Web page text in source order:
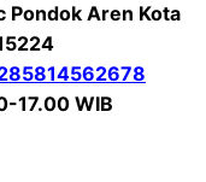
Pondok Aren Kota
17.00 WIB